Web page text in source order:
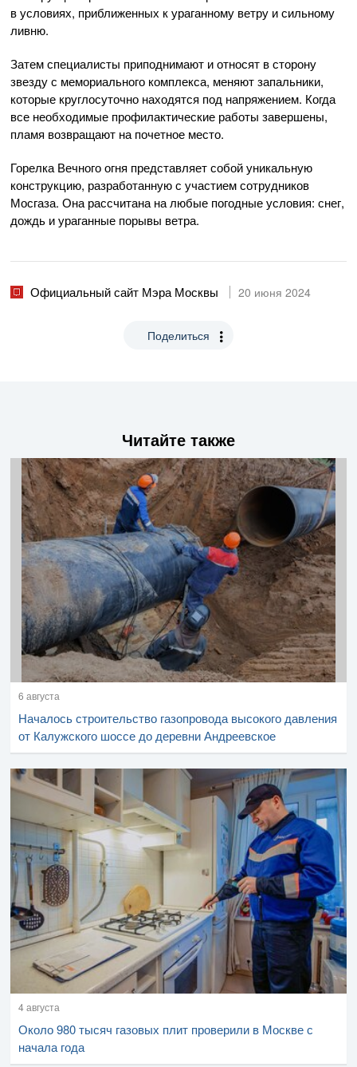
в условиях, приближенных к ураганному ветру и сильному
ливню.
Затем специалисты приподнимают и относят в сторону
звезду с мемориального комплекса, меняют запальники,
которые круглосуточно находятся под напряжением. Когда
все необходимые профилактические работы завершены,
пламя возвращают на почетное место.
Горелка Вечного огня представляет собой уникальную
конструкцию, разработанную с участием сотрудников
Мосгаза. Она рассчитана на любые погодные условия: снег,
дождь и ураганные порывы ветра.
Официальный сайт Мэра Москвы 20 июня 2024
Поделиться
Читайте также
6 августа
Началось строительство газопровода высокого давления
от Калужского шоссе до деревни Андреевское
4 августа
Около 980 тысяч газовых плит проверили в Москве с
начала года